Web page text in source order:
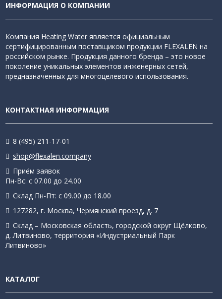
ИНФОРМАЦИЯ О КОМПАНИИ
Компания Heating Water является официальным
сертифицированным поставщиком продукции FLEXALEN на
российском рынке. Продукция данного бренда – это новое
поколение уникальных элементов инженерных сетей,
предназначенных для многоцелевого использования.
КОНТАКТНАЯ ИНФОРМАЦИЯ
8 (495) 211-17-01
shop@flexalen.company
Приём заявок
Пн-Вс: с 07.00 до 24.00
Склад Пн-Пт: с 09.00 до 18.00
127282, г. Москва, Чермянский проезд, д. 7
Склад – Московская область, городской округ Щёлково,
д. Литвиново, территория «Индустриальный Парк
Литвиново»
КАТАЛОГ